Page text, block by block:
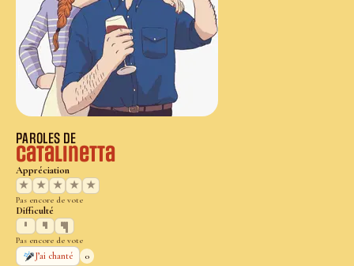
PAROLES DE
Catalinetta
Appréciation
★
★ ★ ★ ★
Pas encore de vote
Difficulté
Pas encore de vote
J’ai chanté
0